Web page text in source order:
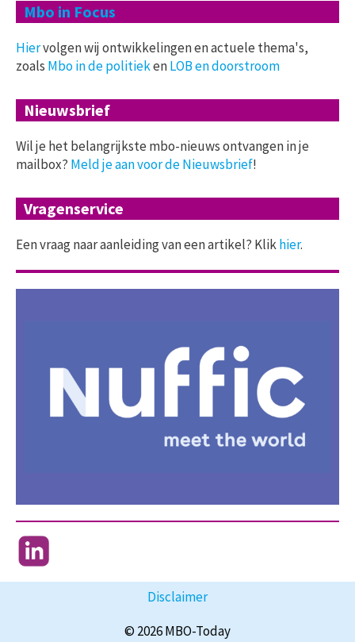
Mbo in Focus
Hiervolgen wij ontwikkelingen en actuele thema's,
zoals Mbo in de politiekenLOB en doorstroom
Nieuwsbrief
Wil je het belangrijkste mbo-nieuws ontvangen in je
mailbox? Meld je aan voor de Nieuwsbrief!
Vragenservice
Een vraag naar aanleiding van een artikel? Klikhier.
Disclaimer
© 2026 MBO-Today